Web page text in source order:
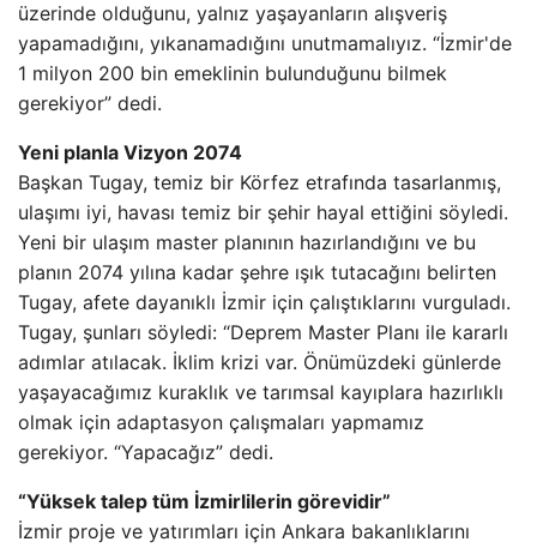
üzerinde olduğunu, yalnız yaşayanların alışveriş
yapamadığını, yıkanamadığını unutmamalıyız. “İzmir'de
1 milyon 200 bin emeklinin bulunduğunu bilmek
gerekiyor” dedi.
Yeni planla Vizyon 2074
Başkan Tugay, temiz bir Körfez etrafında tasarlanmış,
ulaşımı iyi, havası temiz bir şehir hayal ettiğini söyledi.
Yeni bir ulaşım master planının hazırlandığını ve bu
planın 2074 yılına kadar şehre ışık tutacağını belirten
Tugay, afete dayanıklı İzmir için çalıştıklarını vurguladı.
Tugay, şunları söyledi: “Deprem Master Planı ile kararlı
adımlar atılacak. İklim krizi var. Önümüzdeki günlerde
yaşayacağımız kuraklık ve tarımsal kayıplara hazırlıklı
olmak için adaptasyon çalışmaları yapmamız
gerekiyor. “Yapacağız” dedi.
“Yüksek talep tüm İzmirlilerin görevidir”
İzmir proje ve yatırımları için Ankara bakanlıklarını